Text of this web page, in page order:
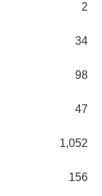
2
34
98
47
1,052
156